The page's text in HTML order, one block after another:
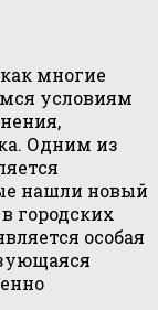
многие
условиям
Одним из
нашли новый
городских
особая